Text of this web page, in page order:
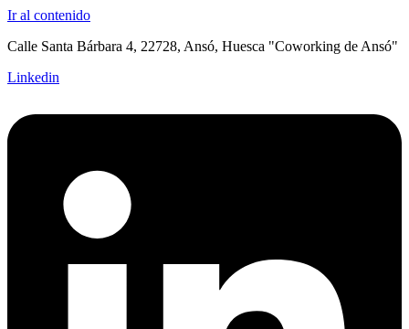
Ir al contenido
Calle Santa Bárbara 4, 22728, Ansó, Huesca "Coworking de Ansó"
Linkedin